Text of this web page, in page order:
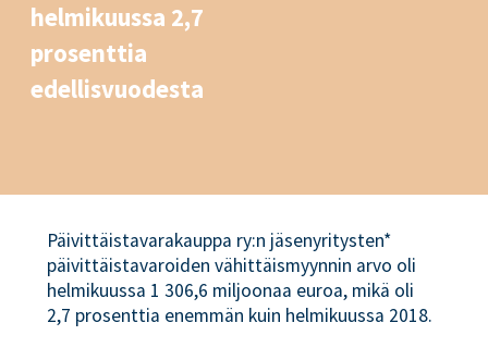
helmikuussa 2,7
prosenttia
edellisvuodesta
Päivittäistavarakauppa ry:n jäsenyritysten*
päivittäistavaroiden vähittäismyynnin arvo oli
helmikuussa 1 306,6 miljoonaa euroa, mikä oli
2,7 prosenttia enemmän kuin helmikuussa 2018.